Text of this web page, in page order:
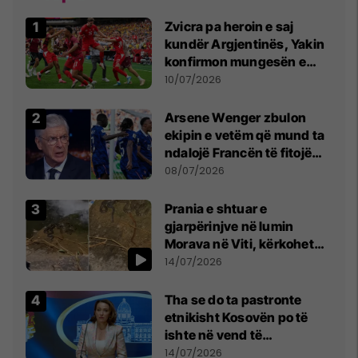
Zvicra pa heroin e saj
kundër Argjentinës, Yakin
konfirmon mungesën e
madhe
10/07/2026
Arsene Wenger zbulon
ekipin e vetëm që mund ta
ndalojë Francën të fitojë
Kupën e Botës
08/07/2026
Prania e shtuar e
gjarpërinjve në lumin
Morava në Viti, kërkohet
kujdes nga qytetarët
14/07/2026
Tha se do ta pastronte
etnikisht Kosovën po të
ishte në vend të
Millosheviqit, Lëvizja e
14/07/2026